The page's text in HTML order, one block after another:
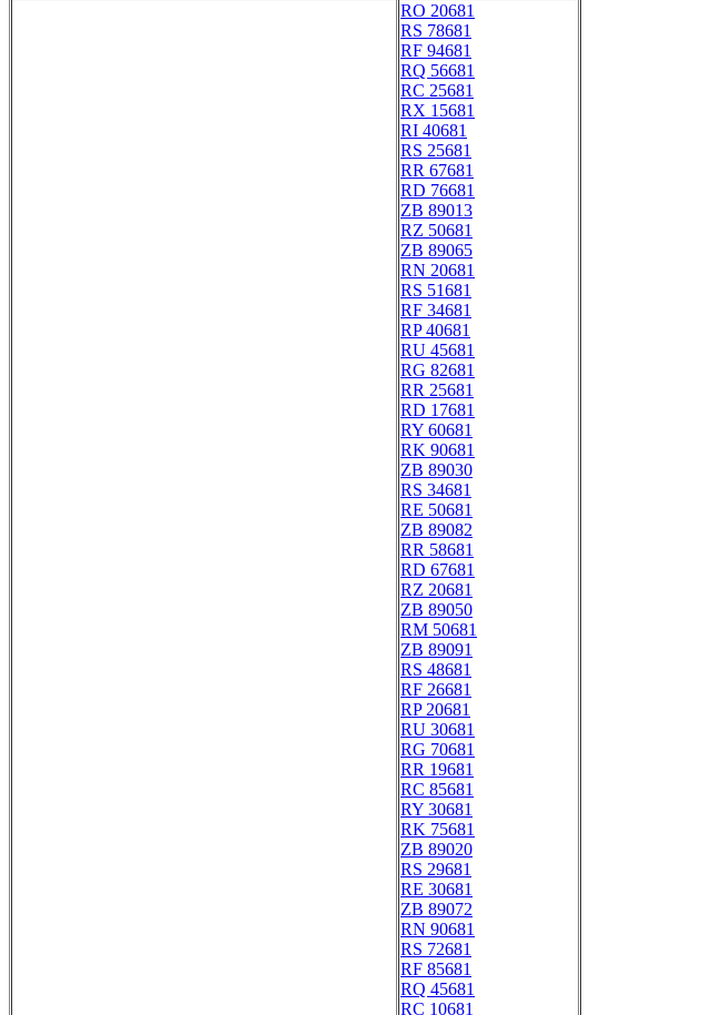
RO 20681
RS 78681
RF 94681
RQ 56681
RC 25681
RX 15681
RI 40681
RS 25681
RR 67681
RD 76681
ZB 89013
RZ 50681
ZB 89065
RN 20681
RS 51681
RF 34681
RP 40681
RU 45681
RG 82681
RR 25681
RD 17681
RY 60681
RK 90681
ZB 89030
RS 34681
RE 50681
ZB 89082
RR 58681
RD 67681
RZ 20681
ZB 89050
RM 50681
ZB 89091
RS 48681
RF 26681
RP 20681
RU 30681
RG 70681
RR 19681
RC 85681
RY 30681
RK 75681
ZB 89020
RS 29681
RE 30681
ZB 89072
RN 90681
RS 72681
RF 85681
RQ 45681
RC 10681